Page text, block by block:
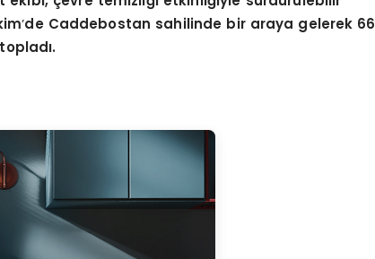
’de Caddebostan sahilinde bir araya gelerek 66